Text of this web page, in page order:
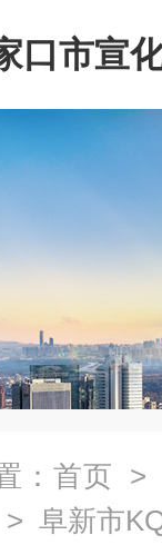
口市宣
司
： 首页 >
> 阜新市